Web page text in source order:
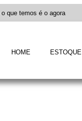
que temos é o agora
HOME ESTOQUE